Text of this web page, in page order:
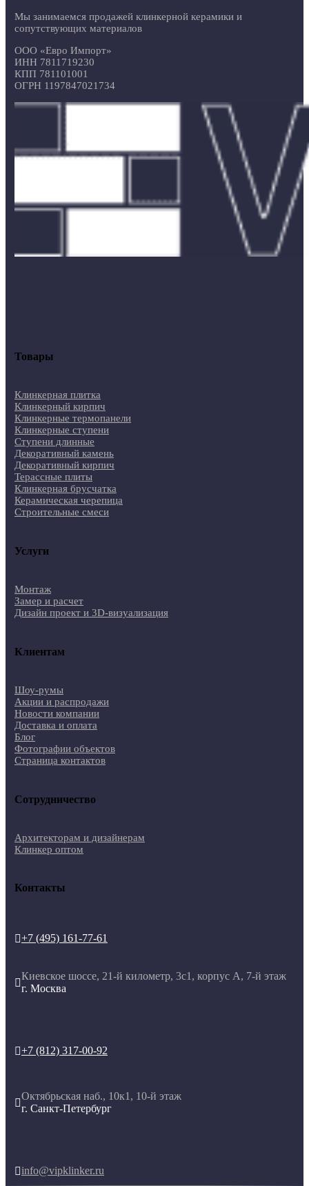
Мы занимаемся продажей клинкерной керамики и
сопутствующих материалов
ООО «Евро Импорт»
ИНН 7811719230
КПП 781101001
ОГРН 1197847021734
Товары
Клинкерная плитка
Клинкерный кирпич
Клинкерные термопанели
Клинкерные ступени
Ступени длинные
Декоративный камень
Декоративный кирпич
Терассные плиты
Клинкерная брусчатка
Керамическая черепица
Строительные смеси
Услуги
Монтаж
Замер и расчет
Дизайн проект и 3D-визуализация
Клиентам
Шоу-румы
Акции и распродажи
Новости компании
Доставка и оплата
Блог
Фотографии объектов
Страница контактов
Сотрудничество
Архитекторам и дизайнерам
Клинкер оптом
Контакты
+7 (495) 161-77-61

Киевское шоссе, 21-й километр, 3с1, корпус А, 7-й этаж
г. Москва
+7 (812) 317-00-92

Октябрьская наб., 10к1, 10-й этаж
г. Санкт-Петербург
info@vipklinker.ru